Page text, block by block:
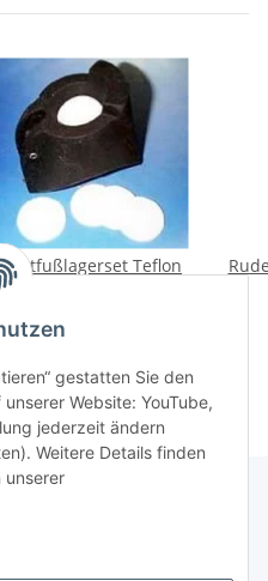
Teflon
gestatten Sie den
Website: YouTube,
jederzeit ändern
Weitere Details finden
unserer